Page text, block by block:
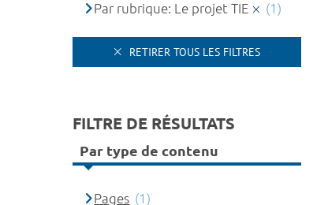
Par rubrique: Le projet TIE
(1)
RETIRER TOUS LES FILTRES
FILTRE DE RÉSULTATS
Par type de contenu
Pages (1)